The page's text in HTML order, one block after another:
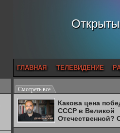
ГЛАВНАЯ ТЕЛЕВИДЕНИЕ
Смотреть все
Какова цена
СССР в Великой
Отечественной?
Двуреченский о